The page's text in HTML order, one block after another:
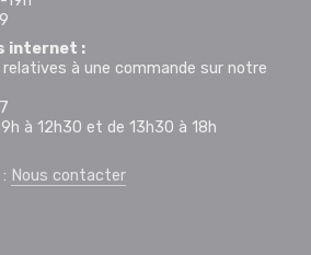
internet :
à une commande sur notre
à 12h30 et de 13h30 à 18h
Nous contacter